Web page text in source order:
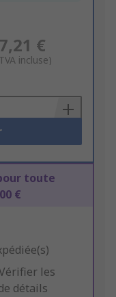
7,21 €
incluse)
toute
€
les
détails